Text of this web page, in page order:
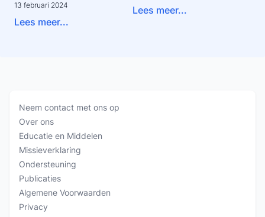
13 februari 2024
Lees meer...
Lees meer...
Neem contact met ons op
Over ons
Educatie en Middelen
Missieverklaring
Ondersteuning
Publicaties
Algemene Voorwaarden
Privacy